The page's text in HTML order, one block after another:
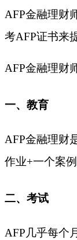
AFP金融理财
考AFP证书来
AFP金融理财
一、 教育
AFP金融理财
作业+一个案
二、 考试
AFP几乎每个